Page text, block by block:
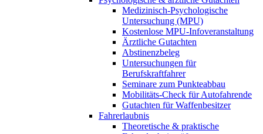
Medizinisch-Psychologische
Untersuchung (MPU)
Kostenlose MPU-Infoveranstaltung
Ärztliche Gutachten
Abstinenzbeleg
Untersuchungen für
Berufskraftfahrer
Seminare zum Punkteabbau
Mobilitäts-Check für Autofahrende
Gutachten für Waffenbesitzer
Fahrerlaubnis
Theoretische & praktische